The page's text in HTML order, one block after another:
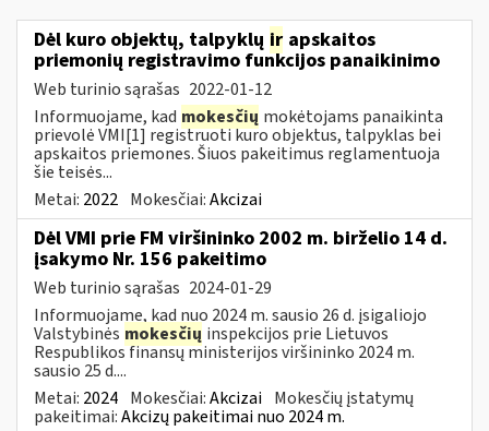
Dėl kuro objektų, talpyklų ir apskaitos
priemonių registravimo funkcijos panaikinimo
Web turinio sąrašas 2022-01-12
Informuojame, kad mokesčių mokėtojams panaikinta
prievolė VMI[1] registruoti kuro objektus, talpyklas bei
apskaitos priemones. Šiuos pakeitimus reglamentuoja
šie teisės...
Metai: 2022 Mokesčiai:Akcizai
Dėl VMI prie FM viršininko 2002 m. birželio 14 d.
įsakymo Nr. 156 pakeitimo
Web turinio sąrašas 2024-01-29
Informuojame, kad nuo 2024 m. sausio 26 d. įsigaliojo
Valstybinės mokesčių inspekcijos prie Lietuvos
Respublikos finansų ministerijos viršininko 2024 m.
sausio 25 d....
Metai: 2024 Mokesčiai:Akcizai Mokesčių įstatymų
pakeitimai:Akcizų pakeitimai nuo 2024 m.